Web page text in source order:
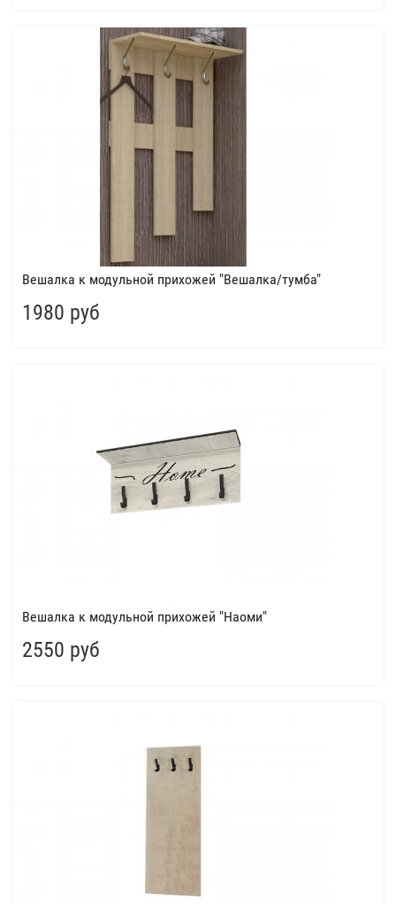
Вешалка к модульной прихожей "Вешалка/тумба"
1980 руб
Вешалка к модульной прихожей "Наоми"
2550 руб